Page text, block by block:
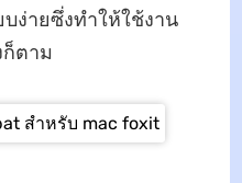
ง่ายซึ่งทำให้ใช้งาน
ตาม